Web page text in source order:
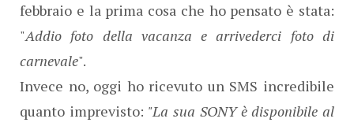
febbraio e la prima cosa che ho pensato è stata:
"Addio foto della vacanza e arrivederci foto di
carnevale".
Invece no, oggi ho ricevuto un SMS incredibile
quanto imprevisto: "La sua SONY è disponibile al